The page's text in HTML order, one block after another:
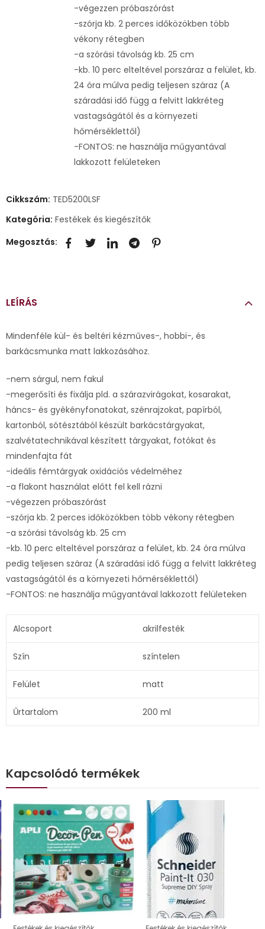
-végezzen próbaszórást
-szórja kb. 2 perces időközökben több
vékony rétegben
-a szórási távolság kb. 25 cm
-kb. 10 perc elteltével porszáraz a felület, kb.
24 óra múlva pedig teljesen száraz (A
száradási idő függ a felvitt lakkréteg
vastagságától és a környezeti
hőmérséklettől)
-FONTOS: ne használja műgyantával
lakkozott felületeken
Cikkszám: TED5200LSF
Kategória: Festékek és kiegészítők
Megosztás:
LEÍRÁS
Mindenféle kül- és beltéri kézműves-, hobbi-, és
barkácsmunka matt lakkozásához.
-nem sárgul, nem fakul
-megerősíti és fixálja pld. a szárazvirágokat, kosarakat,
háncs- és gyékényfonatokat, szénrajzokat, papírból,
kartonból, sótésztából készült barkácstárgyakat,
szalvétatechnikával készített tárgyakat, fotókat és
mindenfajta fát
-ideális fémtárgyak oxidációs védelméhez
-a flakont használat előtt fel kell rázni
-végezzen próbaszórást
-szórja kb. 2 perces időközökben több vékony rétegben
-a szórási távolság kb. 25 cm
-kb. 10 perc elteltével porszáraz a felület, kb. 24 óra múlva
pedig teljesen száraz (A száradási idő függ a felvitt lakkréteg
vastagságától és a környezeti hőmérséklettől)
-FONTOS: ne használja műgyantával lakkozott felületeken
Alcsoport akrilfesték
Szín színtelen
Felület matt
Űrtartalom 200 ml
Kapcsolódó termékek